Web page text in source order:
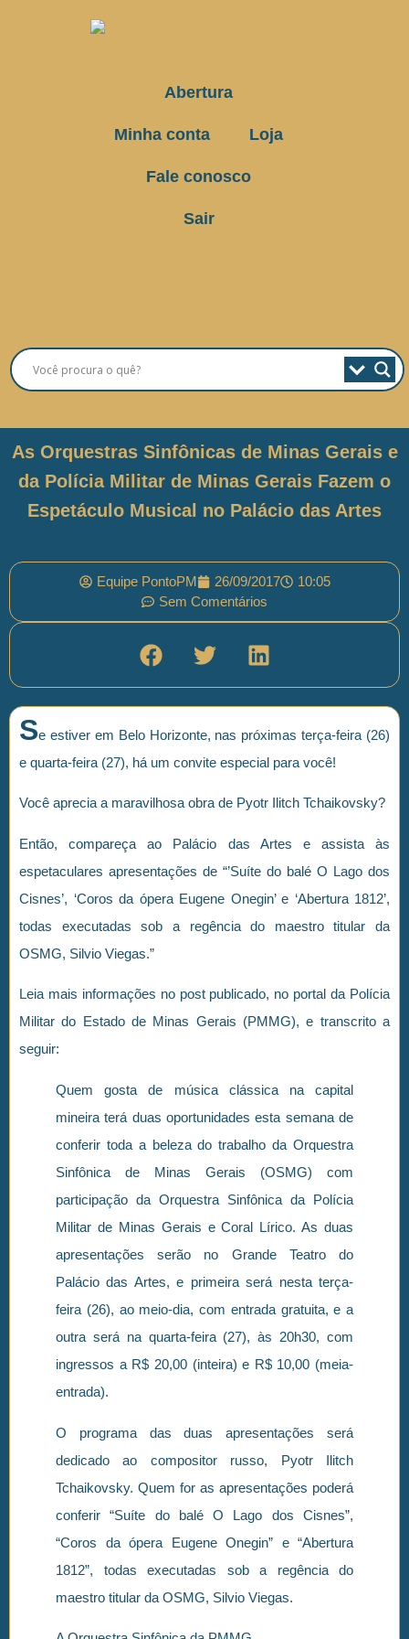
Abertura
Minha conta Loja
Fale conosco
Sair
As Orquestras Sinfônicas de Minas Gerais e
da Polícia Militar de Minas Gerais Fazem o
Espetáculo Musical no Palácio das Artes
Equipe PontoPM 26/09/2017
10:05
Sem Comentários
Se estiver em Belo Horizonte, nas próximas terça-feira (26)
e quarta-feira (27), há um convite especial para você!
Você aprecia a maravilhosa obra de Pyotr Ilitch Tchaikovsky?
Então, compareça ao Palácio das Artes e assista às
espetaculares apresentações de “’Suíte do balé O Lago dos
Cisnes’, ‘Coros da ópera Eugene Onegin’ e ‘Abertura 1812’,
todas executadas sob a regência do maestro titular da
OSMG, Silvio Viegas.”
Leia mais informações no post publicado, no portal da Polícia
Militar do Estado de Minas Gerais (PMMG), e transcrito a
seguir:
Quem gosta de música clássica na capital
mineira terá duas oportunidades esta semana de
conferir toda a beleza do trabalho da Orquestra
Sinfônica de Minas Gerais (OSMG) com
participação da Orquestra Sinfônica da Polícia
Militar de Minas Gerais e Coral Lírico. As duas
apresentações serão no Grande Teatro do
Palácio das Artes, e primeira será nesta terça-
feira (26), ao meio-dia, com entrada gratuita, e a
outra será na quarta-feira (27), às 20h30, com
ingressos a R$ 20,00 (inteira) e R$ 10,00 (meia-
entrada).
O programa das duas apresentações será
dedicado ao compositor russo, Pyotr Ilitch
Tchaikovsky. Quem for as apresentações poderá
conferir “Suíte do balé O Lago dos Cisnes”,
“Coros da ópera Eugene Onegin” e “Abertura
1812”, todas executadas sob a regência do
maestro titular da OSMG, Silvio Viegas.